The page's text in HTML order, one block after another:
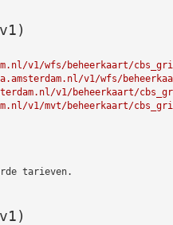
v1/wfs/beheerkaart/
v1/wfs/
v1/beheerkaart/
v1/mvt/beheerkaart/
tarieven.